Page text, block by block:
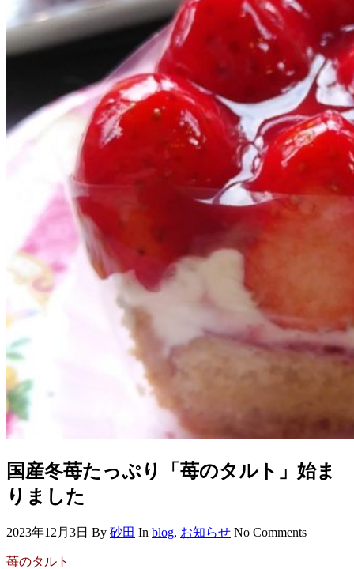
国産冬苺たっぷり「苺のタルト」始ま
りました
2023年12月3日 By 砂田 In blog, お知らせ No Comments
苺のタルト